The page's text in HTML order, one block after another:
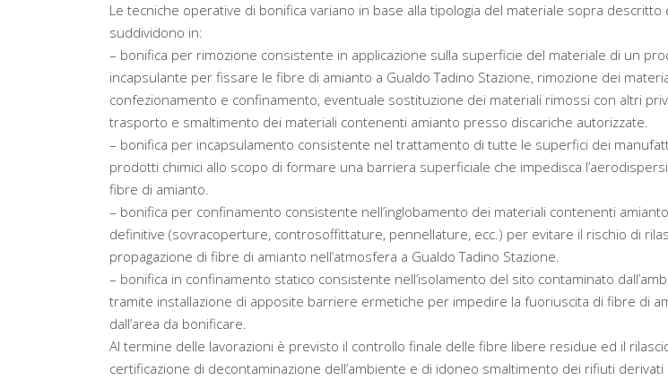
Le tecniche operative di bonifica variano in base alla tipologia del materiale sopra descritto
suddividono in:
– bonifica per rimozione consistente in applicazione sulla superficie del materiale di un
incapsulante per fissare le fibre di amianto a Gualdo Tadino Stazione, rimozione dei
confezionamento e confinamento, eventuale sostituzione dei materiali rimossi con altri
trasporto e smaltimento dei materiali contenenti amianto presso discariche autorizzate.
– bonifica per incapsulamento consistente nel trattamento di tutte le superfici dei
prodotti chimici allo scopo di formare una barriera superficiale che impedisca
fibre di amianto.
– bonifica per confinamento consistente nell’inglobamento dei materiali contenenti
definitive (sovracoperture, controsoffittature, pennellature, ecc.) per evitare il rischio di
propagazione di fibre di amianto nell’atmosfera a Gualdo Tadino Stazione.
– bonifica in confinamento statico consistente nell’isolamento del sito contaminato
tramite installazione di apposite barriere ermetiche per impedire la fuoriuscita di fibre di
dall’area da bonificare.
Al termine delle lavorazioni è previsto il controllo finale delle fibre libere residue ed il
certificazione di decontaminazione dell’ambiente e di idoneo smaltimento dei rifiuti derivati